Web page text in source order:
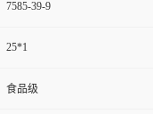
7585-39-9
25*1
食品级